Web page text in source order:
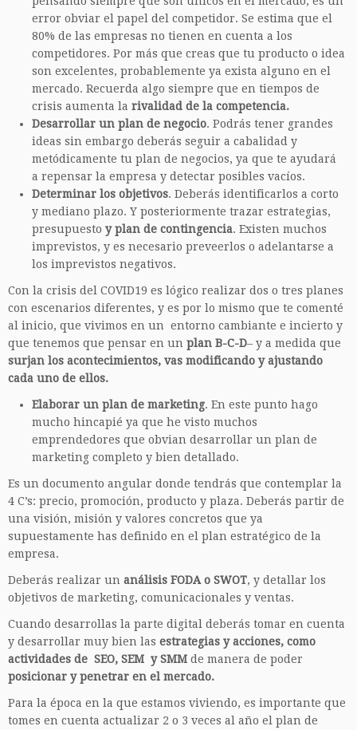
error obviar el papel del competidor. Se estima que el
80% de las empresas no tienen en cuenta a los
competidores. Por más que creas que tu producto o idea
son excelentes, probablemente ya exista alguno en el
mercado. Recuerda algo siempre que en tiempos de
crisis aumenta la rivalidad de la competencia.
Desarrollar un plan de negocio. Podrás tener grandes
ideas sin embargo deberás seguir a cabalidad y
metódicamente tu plan de negocios, ya que te ayudará
a repensar la empresa y detectar posibles vacíos.
Determinar los objetivos. Deberás identificarlos a corto
y mediano plazo. Y posteriormente trazar estrategias,
presupuesto y plan de contingencia. Existen muchos
imprevistos, y es necesario preveerlos o adelantarse a
los imprevistos negativos.
Con la crisis del COVID19 es lógico realizar dos o tres planes
con escenarios diferentes, y es por lo mismo que te comenté
al inicio, que vivimos en un entorno cambiante e incierto y
que tenemos que pensar en un plan B-C-D– y a medida que
surjan los acontecimientos, vas modificando y ajustando
cada uno de ellos.
Elaborar un plan de marketing. En este punto hago
mucho hincapié ya que he visto muchos
emprendedores que obvian desarrollar un plan de
marketing completo y bien detallado.
Es un documento angular donde tendrás que contemplar la
4 C’s: precio, promoción, producto y plaza. Deberás partir de
una visión, misión y valores concretos que ya
supuestamente has definido en el plan estratégico de la
empresa.
Deberás realizar un análisis FODA o SWOT, y detallar los
objetivos de marketing, comunicacionales y ventas.
Cuando desarrollas la parte digital deberás tomar en cuenta
y desarrollar muy bien las estrategias y acciones, como
actividades de SEO, SEM y SMM de manera de poder
posicionar y penetrar en el mercado.
Para la época en la que estamos viviendo, es importante que
tomes en cuenta actualizar 2 o 3 veces al año el plan de